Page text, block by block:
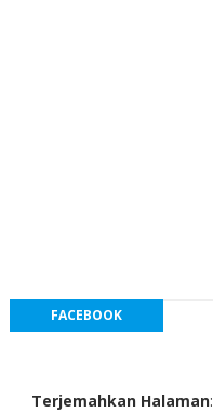
FACEBOOK
Terjemahkan Halaman: